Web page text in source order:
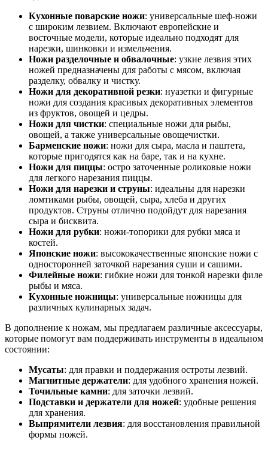
Кухонные поварские ножи: универсальные шеф-ножи
с широким лезвием. Включают европейские и
восточные модели, которые идеально подходят для
нарезки, шинковки и измельчения.
Ножи разделочные и обвалочные: узкие лезвия этих
ножей предназначены для работы с мясом, включая
разделку, обвалку и чистку.
Ножи для декоративной резки: нуазетки и фигурные
ножи для создания красивых декоративных элементов
из фруктов, овощей и цедры.
Ножи для чистки: специальные ножи для рыбы,
овощей, а также универсальные овощечистки.
Барменские ножи: ножи для сыра, масла и паштета,
которые пригодятся как на баре, так и на кухне.
Ножи для пиццы: остро заточенные роликовые ножи
для легкого нарезания пиццы.
Ножи для нарезки и струны: идеальны для нарезки
ломтиками рыбы, овощей, сыра, хлеба и других
продуктов. Струны отлично подойдут для нарезания
сыра и бисквита.
Ножи для рубки: ножи-топорики для рубки мяса и
костей.
Японские ножи: высококачественные японские ножи с
односторонней заточкой нарезания суши и сашими.
Филейные ножи: гибкие ножи для тонкой нарезки филе
рыбы и мяса.
Кухонные ножницы: универсальные ножницы для
различных кулинарных задач.
В дополнение к ножам, мы предлагаем различные аксессуары,
которые помогут вам поддерживать инструменты в идеальном
состоянии:
Мусаты: для правки и поддержания остроты лезвий.
Магнитные держатели: для удобного хранения ножей.
Точильные камни: для заточки лезвий.
Подставки и держатели для ножей: удобные решения
для хранения.
Выпрямители лезвия: для восстановления правильной
формы ножей.